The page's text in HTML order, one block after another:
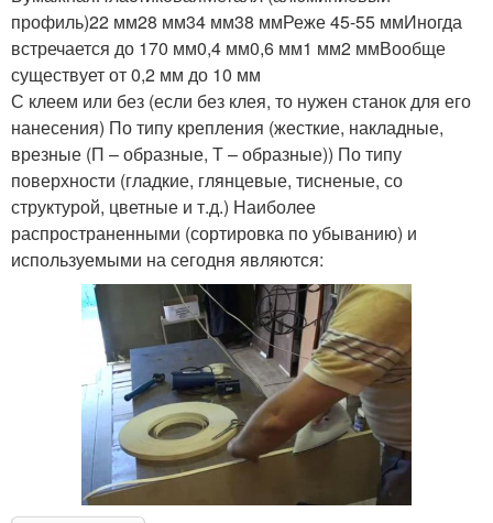
профиль)22 мм28 мм34 мм38 ммРеже 45-55 ммИногда
встречается до 170 мм0,4 мм0,6 мм1 мм2 ммВообще
существует от 0,2 мм до 10 мм
С клеем или без (если без клея, то нужен станок для его
нанесения) По типу крепления (жесткие, накладные,
врезные (П – образные, Т – образные)) По типу
поверхности (гладкие, глянцевые, тисненые, со
структурой, цветные и т.д.) Наиболее
распространенными (сортировка по убыванию) и
используемыми на сегодня являются: